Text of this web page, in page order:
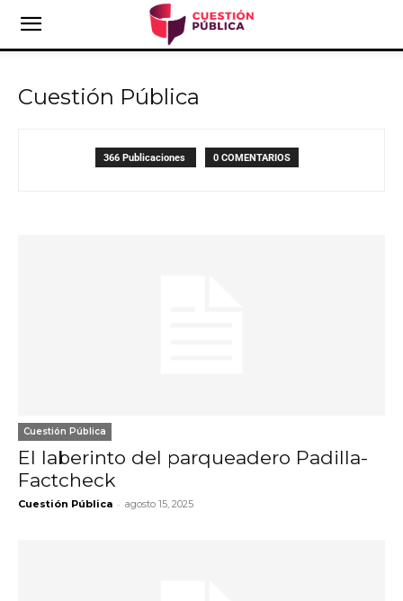
Cuestión Pública
366 Publicaciones 0 COMENTARIOS
Cuestión Pública
El laberinto del parqueadero Padilla-
Factcheck
Cuestión Pública - agosto 15, 2025